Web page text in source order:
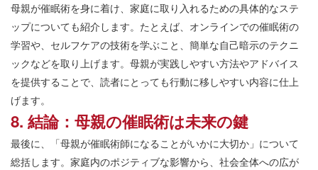
母親が催眠術を身に着け、家庭に取り入れるための具体的なステ
ップについても紹介します。たとえば、オンラインでの催眠術の
学習や、セルフケアの技術を学ぶこと、簡単な自己暗示のテクニ
ックなどを取り上げます。母親が実践しやすい方法やアドバイス
を提供することで、読者にとっても行動に移しやすい内容に仕上
げます。
8. 結論：母親の催眠術は未来の鍵
最後に、「母親が催眠術師になることがいかに大切か」について
総括します。家庭内のポジティブな影響から、社会全体への広が